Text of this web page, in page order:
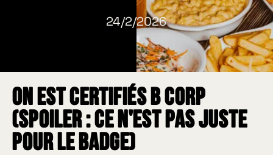
24/2/2026
On est certifiés B Corp
(spoiler : ce n'est pas juste
pour le badge)